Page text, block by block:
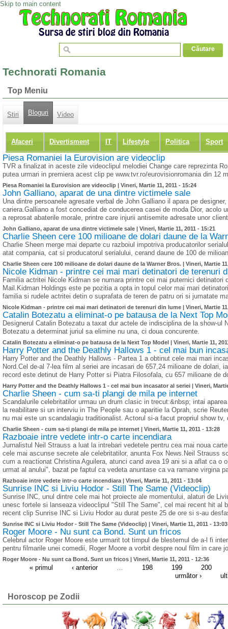
Skip to main content
Technorati Romania
Top Meniu
Stiri Bloguri Video
Afaceri Divertisment IT Lifestyle Politica Sport
Piesa Romaniei la Eurovision are videoclip
TVR a finalizat in aceste zile videoclipul melodiei Change care reprezinta
putea urmari in premiera acest clip pe www.tvr.ro/eurovisionromania din 12
Piesa Romaniei la Eurovision are videoclip | Vineri, Martie 11, 2011 - 15:24
John Galliano, aparat de una dintre victimele sale
Una dintre persoanele agresate verbal de John Galliano il apara pe
cariera.Galliano a fost concediat de conducerea casei de moda Dior, acolo
a reprosat abaterile morale, printre care injurii antisemite adresate unor
John Galliano, aparat de una dintre victimele sale | Vineri, Martie 11, 2011 - 15:21
Charlie Sheen cere 100 milioane de dolari daune de la
Charlie Sheen merge mai departe cu razboiul impotriva producatorilor
atat compania, cat si producatorul serialului, cerand daune de 100 de
Charlie Sheen cere 100 milioane de dolari daune de la Warner Bros. | Vineri, Martie
Nicole Kidman - printre cei mai mari detinatori de terenuri
Familia actritei Nicole Kidman se numara printre cei mai puternici
Mail.Kidman Holdings este pe pozitia a opta in topul celor mai mari
familia si rudele actritei detin o suprafata de teren de patru ori si jumatate
Nicole Kidman - printre cei mai mari detinatori de terenuri din lume | Vineri, Martie
Catalin Botezatu a eliminat-o pe batausa de la Next Top
Designerul Catalin Botezatu a taxat dur actele de indisciplina de la show-
Botezatu a determinat juriul sa elimine nu una, ci doua concurente.
Catalin Botezatu a eliminat-o pe batausa de la Next Top Model | Vineri, Martie 11,
Harry Potter and the Deathly Hallows 1 - cel mai bun
Harry Potter and the Deathly Hallows - Partea 1 a obtinut cele mai mari
Nord.Cel de-al 7-lea film al seriei are incasari de 657,24 milioane de
record este detinut de Harry Potter si Piatra Filosofala, cu 657 milioane de
Harry Potter and the Deathly Hallows 1 - cel mai bun incasator al seriei | Vineri,
Charlie Sheen - cum sa-ti plangi de mila pe internet
Scandalurile celebritatilor urmau un drum clasic in trecut:&nbsp; intai
la reabilitare si un interviu in The People sau o aparitie la Oprah, scrie
nu mai este un scandalagiu traditionalist. Actorul si-a facut propriul show
Charlie Sheen - cum sa-ti plangi de mila pe internet | Vineri, Martie 11, 2011 - 13:28
Razboaie intre vedete intr-o carte incendiara
Jurnalistul Neil Strauss a luat la intrebari vedetele pentru cea mai noua
cele mai ascunse secrete ale celebritatilor, anunta Fox News.Neil Strauss
cum a reactionat Christina Aguilera, atunci cand avea 19 ani si a aflat ca o
urmat al anului", bazat pe faptul ca vedeta anuntase ca va ramane virgina
Razboaie intre vedete intr-o carte incendiara | Vineri, Martie 11, 2011 - 13:04
Sunrise INC si Liviu Hodor - Still The Same (Videoclip)
Sunrise INC, unul dintre cele mai hot proiecte ale momentului, alaturi de
unesc fortele si lanseaza videoclipul "Still The Same", cel mai recent hit al
recent clip Sunrise INC si Liviu Hodor au durat peste 25 de ore si s-au
Sunrise INC si Liviu Hodor - Still The Same (Videoclip) | Vineri, Martie 11, 2011 - 13:03
Roger Moore - Nu sunt ca Bond. Sunt un fricos
Celebrul actor Roger Moore este urmarit tot timpul de blestemul de a-l fi
pentru filmarile unei comedii, Roger Moore a vorbit despre noul film in care
Roger Moore - Nu sunt ca Bond. Sunt un fricos | Vineri, Martie 11, 2011 - 12:36
« primul ‹ anterior 198 199
200
următor ›
Horoscop pe Zodii